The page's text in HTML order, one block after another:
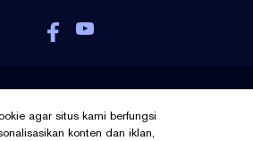
Dan Ketentuan
agar situs kami berfungsi
konten dan iklan,